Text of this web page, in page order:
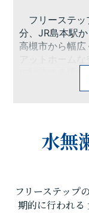
フリーステッ
分、JR島本駅
高槻市から幅
アットホーム
に馴染める環
フリーステッ
進めることが
リーステップ
「勉強のやり
いらっしゃい
合わせください
水無
フリーステップ
期的に行われる